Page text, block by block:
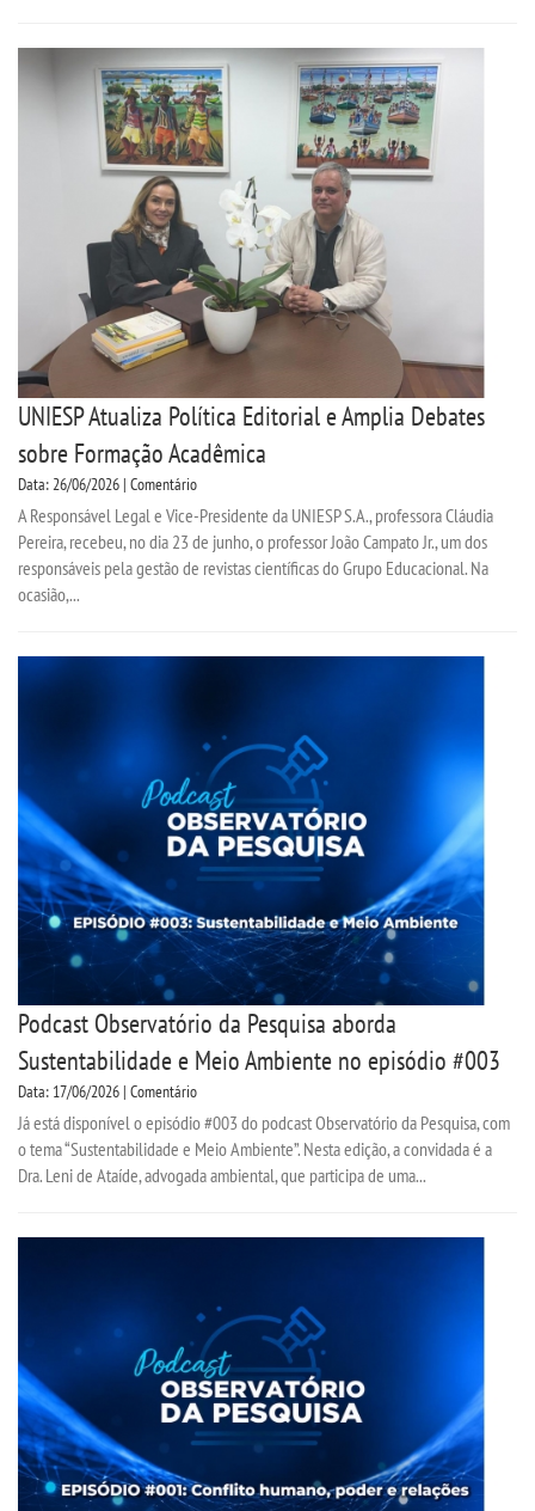
WEBMAIL
PORTAL DE ALUNOS
PORTAL DE PROFESSORES/ACADÊMICO
UNIESP
IMPRENSA
TRABALHE CONOSCO
OUVIDORIA
UNIESP Atualiza Política Editorial e Amplia Debates
sobre Formação Acadêmica
Data: 26/06/2026 | Comentário
A Responsável Legal e Vice-Presidente da UNIESP S.A., professora Cláudia
Pereira, recebeu, no dia 23 de junho, o professor João Campato Jr., um dos
responsáveis pela gestão de revistas científicas do Grupo Educacional. Na
ocasião,...
Podcast Observatório da Pesquisa aborda
Sustentabilidade e Meio Ambiente no episódio #003
Data: 17/06/2026 | Comentário
Já está disponível o episódio #003 do podcast Observatório da Pesquisa, com
o tema “Sustentabilidade e Meio Ambiente”. Nesta edição, a convidada é a
Dra. Leni de Ataíde, advogada ambiental, que participa de uma...